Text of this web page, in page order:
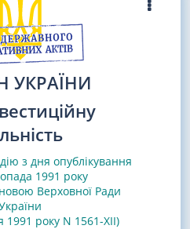
УКРАЇНИ
з дня опублікування
1991 року
Верховної Ради
1991 року N 1561-XII)